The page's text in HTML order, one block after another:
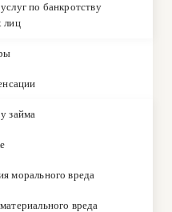
по банкротству
лиц
займа
морального вреда
вреда